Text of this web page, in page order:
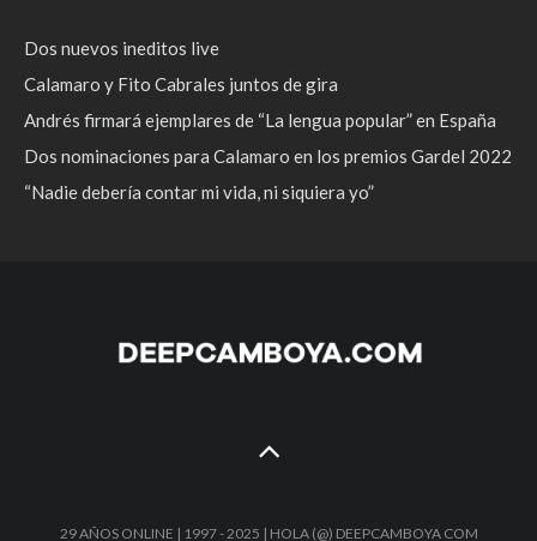
Dos nuevos ineditos live
Calamaro y Fito Cabrales juntos de gira
Andrés firmará ejemplares de “La lengua popular” en España
Dos nominaciones para Calamaro en los premios Gardel 2022
“Nadie debería contar mi vida, ni siquiera yo”
29 AÑOS ONLINE | 1997 - 2025 | HOLA (@) DEEPCAMBOYA COM